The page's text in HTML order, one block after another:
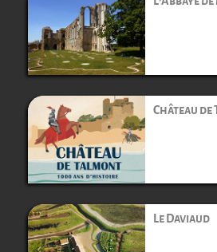
Château
Le Daviaud